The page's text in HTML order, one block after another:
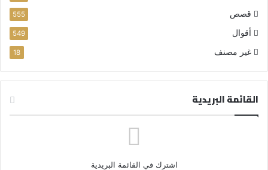
قصص 555
أقوال 549
غير مصنف 18
القائمة البريدية
اشترك في القائمة البريدية